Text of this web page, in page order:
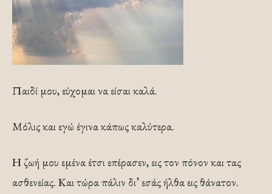
Παιδί μου, εύχομαι να είσαι καλά.
Μόλις και εγώ έγινα κάπως καλύτερα.
Η ζωή μου εμένα έτσι επέρασεν, εις τον πόνον και τας
ασθενείας. Και τώρα πάλιν δι’ εσάς ήλθα εις θάνατον.